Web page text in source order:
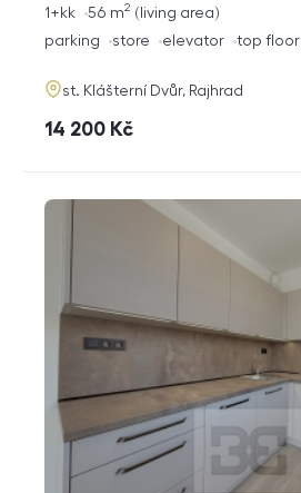
rozměry
disposition
1+kk living area
56 m2
funkce
parking store elevator top floor
adresa
st. Klášterní Dvůr, Rajhrad
cena
14 200 Kč